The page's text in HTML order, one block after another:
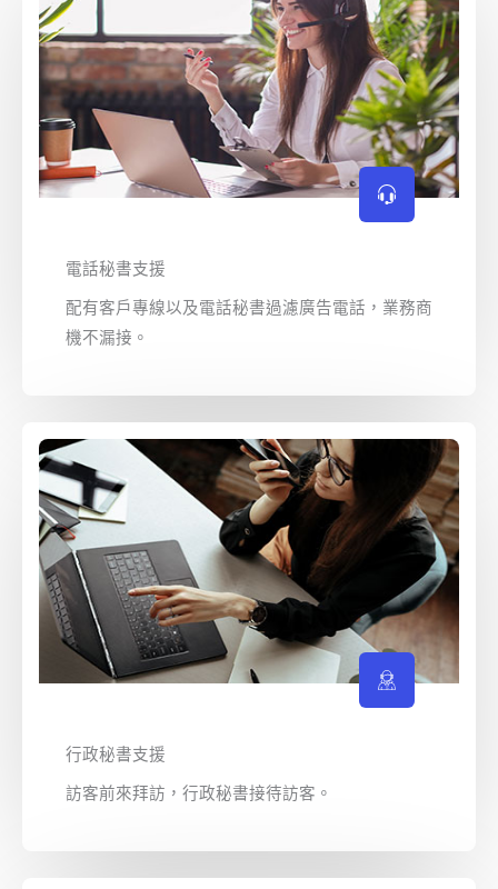
電話秘書支援
配有客戶專線以及電話秘書過濾廣告電話，業務商
機不漏接。
行政秘書支援
訪客前來拜訪，行政秘書接待訪客。